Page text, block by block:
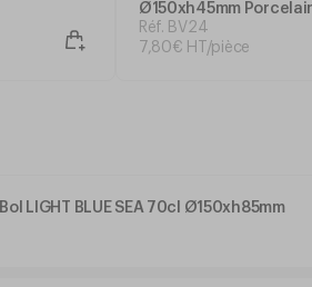
Ø150xh45mm
Vert
Réf. BV24
7,80€ HT/pièce
Bol LIGHT BLUE SEA 70cl Ø150xh85mm